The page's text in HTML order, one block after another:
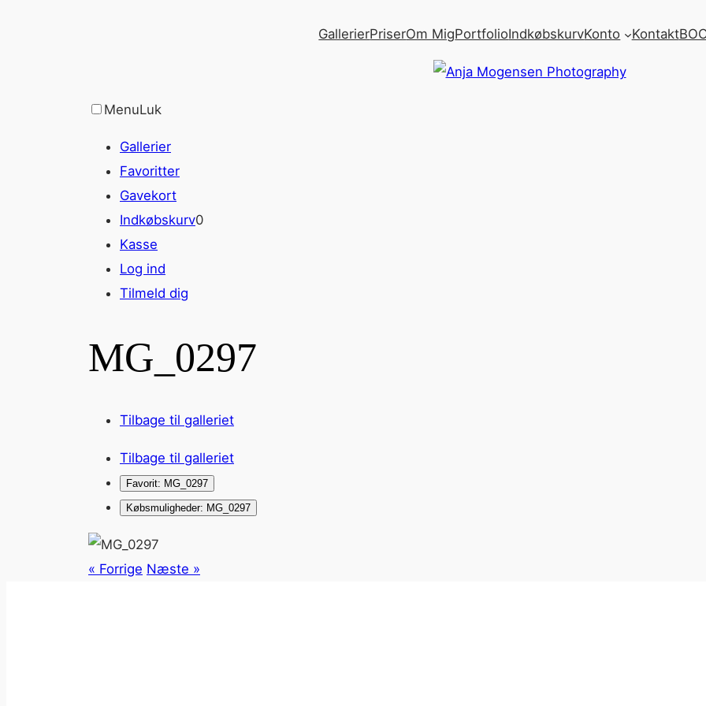
GallerierPriserOm MigPortfolioIndkøbskurvKonto Kontakt
MenuLuk
Gallerier
Favoritter
Gavekort
Indkøbskurv0
Kasse
Log ind
Tilmeld dig
MG_0297
Tilbage til galleriet
Tilbage til galleriet
Favorit: MG_0297
Købsmuligheder: MG_0297
« Forrige Næste »